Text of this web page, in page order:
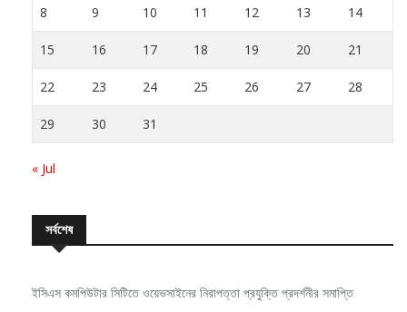
8 9 10 11 12 13 14
15 16 17 18 19 20 21
22 23 24 25 26 27 28
29 30 31
« Jul
সর্বশেষ
ইসিএস কমপিউটার সিটিতে ওয়েভসাইনের নিরাপত্তা প্রযুক্তি প্রদর্শনীর সমাপ্তি